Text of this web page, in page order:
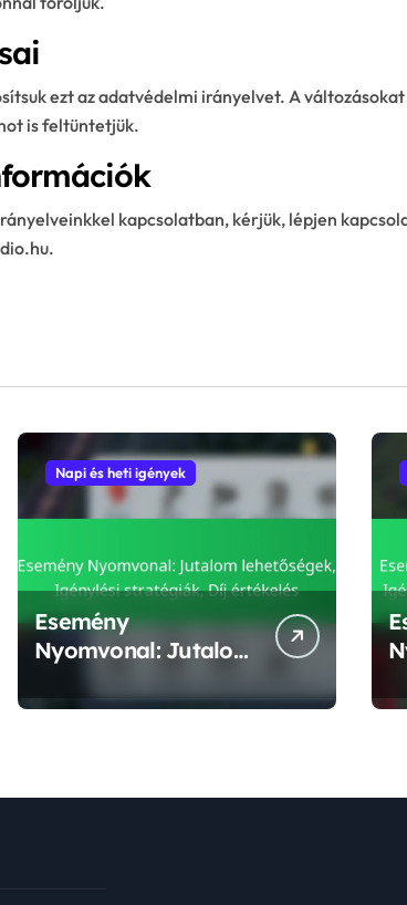
ezt az adatvédelmi irányelvet. A
is feltüntetjük.
kapcsolatban, kérjük, lépjen
.
Napi és heti igények
Esemény
Nyomvonal: Jutalom
Igénylési stratégiák,